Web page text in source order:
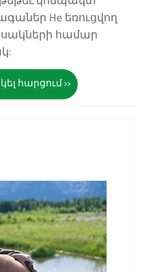
He եռուցվող
համար
հարցում >>